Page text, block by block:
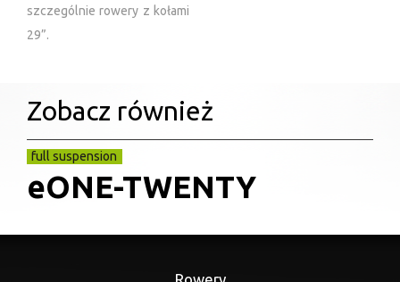
szczególnie rowery z kołami
29”.
Zobacz również
full suspension
eONE-TWENTY